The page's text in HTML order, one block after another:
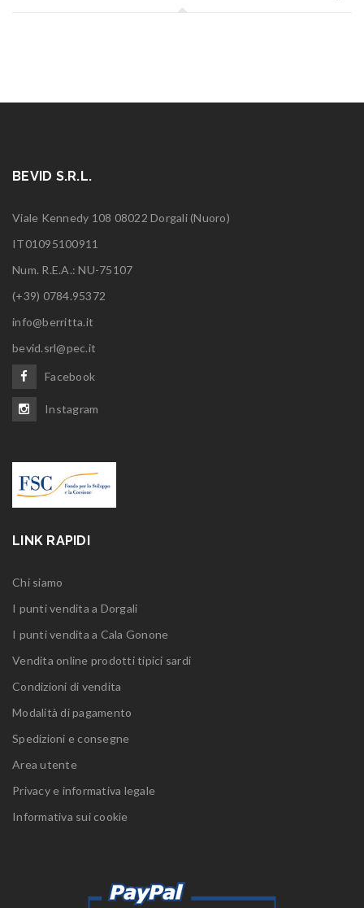
BEVID S.R.L.
Viale Kennedy 108 08022 Dorgali (Nuoro)
IT01095100911
Num. R.E.A.: NU-75107
(+39) 0784.95372
info@berritta.it
bevid.srl@pec.it
Facebook
Instagram
LINK RAPIDI
Chi siamo
I punti vendita a Dorgali
I punti vendita a Cala Gonone
Vendita online prodotti tipici sardi
Condizioni di vendita
Modalità di pagamento
Spedizioni e consegne
Area utente
Privacy e informativa legale
Informativa sui cookie